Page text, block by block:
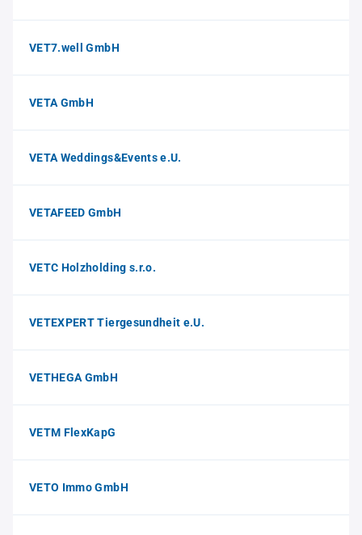
VET7.well GmbH
VETA GmbH
VETA Weddings&Events e.U.
VETAFEED GmbH
VETC Holzholding s.r.o.
VETEXPERT Tiergesundheit e.U.
VETHEGA GmbH
VETM FlexKapG
VETO Immo GmbH